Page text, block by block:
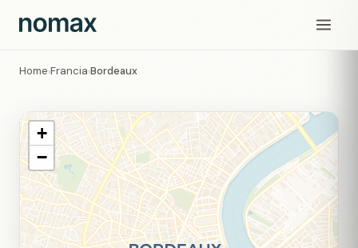
Home›Francia›Bordeaux
+
−